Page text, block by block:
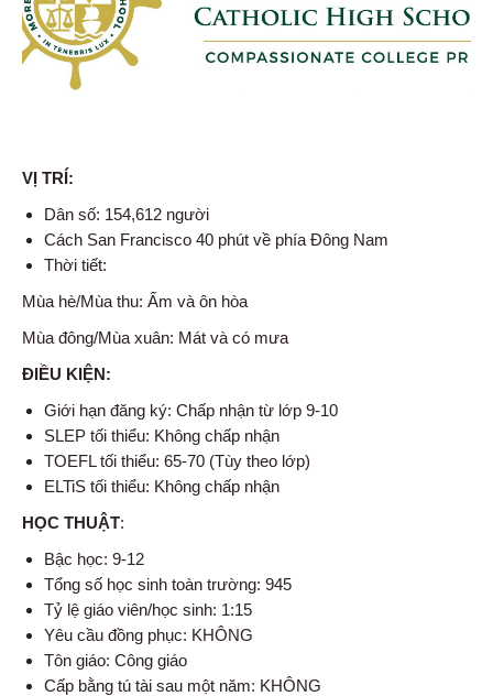
VỊ TRÍ:
Dân số: 154,612 người
Cách San Francisco 40 phút về phía Đông Nam
Thời tiết:
Mùa hè/Mùa thu: Ấm và ôn hòa
Mùa đông/Mùa xuân: Mát và có mưa
ĐIỀU KIỆN:
Giới hạn đăng ký: Chấp nhận từ lớp 9-10
SLEP tối thiểu: Không chấp nhận
TOEFL tối thiểu: 65-70 (Tùy theo lớp)
ELTiS tối thiểu: Không chấp nhận
HỌC THUẬT:
Bậc học: 9-12
Tổng số học sinh toàn trường: 945
Tỷ lệ giáo viên/học sinh: 1:15
Yêu cầu đồng phục: KHÔNG
Tôn giáo: Công giáo
Cấp bằng tú tài sau một năm: KHÔNG